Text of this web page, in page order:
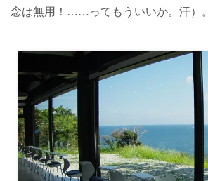
念は無用！……ってもういいか。汗）。